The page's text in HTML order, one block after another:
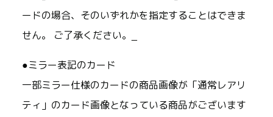
ードの場合、そのいずれかを指定することはできま
せん。 ご了承ください。_
●ミラー表記のカード
一部ミラー仕様のカードの商品画像が「通常レアリ
ティ」のカード画像となっている商品がございます